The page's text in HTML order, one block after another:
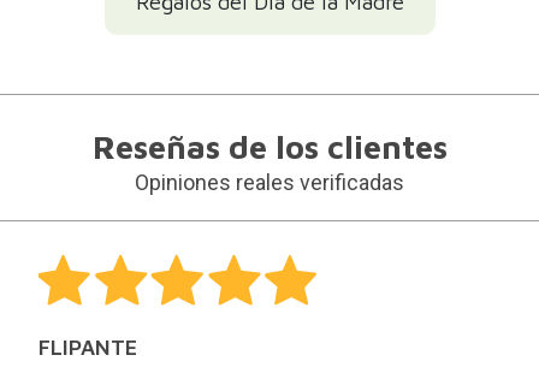
Reseñas de los clientes
Opiniones reales verificadas
FLIPANTE